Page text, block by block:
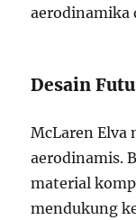
aerodinamika
Desain
McLaren Elva
aerodinamis.
material
mendukung